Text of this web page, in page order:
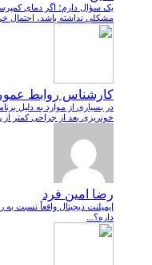
یک سؤال دارم؛ اگر دمای
مشکلی نداشته باشد، احتمال
کارشناس روابط
در بسیاری از موارد به دلیل
خونریزی بعد از جراحی کمتر
رضا امین فرد
ایمپلنت دیجیتال واقعاً نسبت
داره؟...